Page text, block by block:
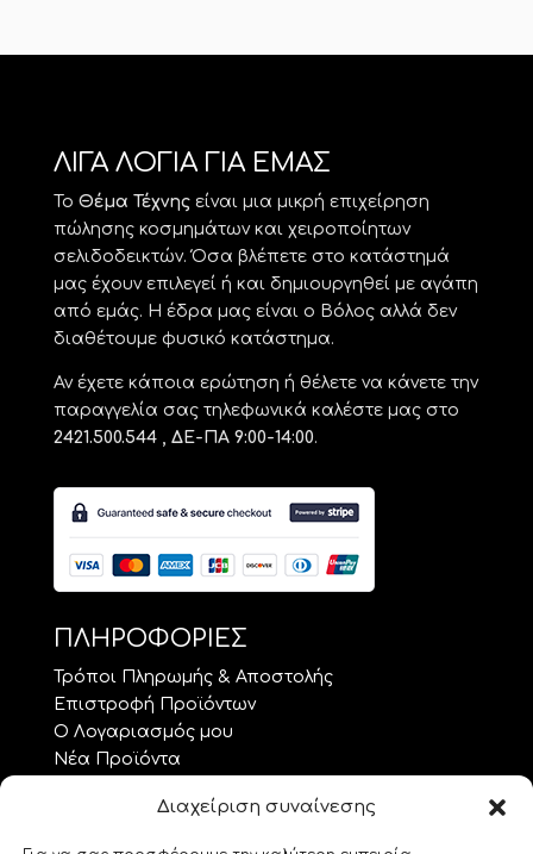
Διαχείριση συναίνεσης
ΛΙΓΑ ΛΟΓΙΑ ΓΙΑ ΕΜΑΣ
Το Θέμα Τέχνηςείναι μια μικρή επιχείρηση
πώλησης κοσμημάτων και χειροποίητων
σελιδοδεικτών. Όσα βλέπετε στο κατάστημά
μας έχουν επιλεγεί ή και δημιουργηθεί με αγάπη
από εμάς. Η έδρα μας είναι ο Βόλος αλλά δεν
διαθέτουμε φυσικό κατάστημα.
Αν έχετε κάποια ερώτηση ή θέλετε να κάνετε την
παραγγελία σας τηλεφωνικά καλέστε μας στο
2421.500.544 , ΔΕ-ΠΑ 9:00-14:00.
ΠΛΗΡΟΦΟΡΙΕΣ
Τρόποι Πληρωμής & Αποστολής
Επιστροφή Προϊόντων
Ο Λογαριασμός μου
Νέα Προϊόντα
Όροι Χρήσης – GDPR